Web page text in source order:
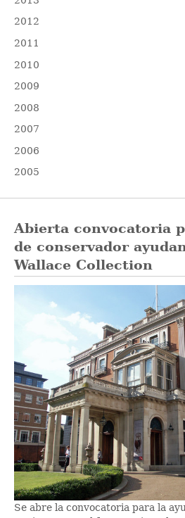
2012
2011
2010
2009
2008
2007
2006
2005
Abierta convocatoria
de conservador
Wallace Collection
Se abre la convocatoria para la